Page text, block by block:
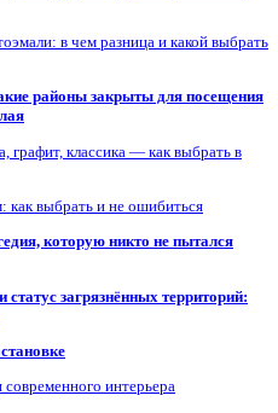
в чем разница и какой выбрать
районы закрыты для посещения
графит, классика — как выбрать в
как выбрать и не ошибиться
которую никто не пытался
загрязнённых территорий:
интерьера